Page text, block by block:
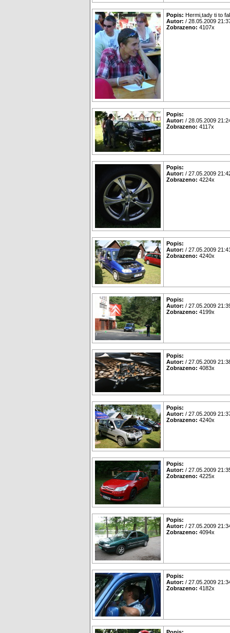
Popis: Hermi,tady ti to
Autor: / 28.05.2009
Zobrazeno: 4107x
Popis:
Autor: / 28.05.2009
Zobrazeno: 4117x
Popis:
Autor: / 27.05.2009
Zobrazeno: 4224x
Popis:
Autor: / 27.05.2009
Zobrazeno: 4240x
Popis:
Autor: / 27.05.2009
Zobrazeno: 4199x
Popis:
Autor: / 27.05.2009
Zobrazeno: 4083x
Popis:
Autor: / 27.05.2009
Zobrazeno: 4240x
Popis:
Autor: / 27.05.2009
Zobrazeno: 4225x
Popis:
Autor: / 27.05.2009
Zobrazeno: 4094x
Popis:
Autor: / 27.05.2009
Zobrazeno: 4182x